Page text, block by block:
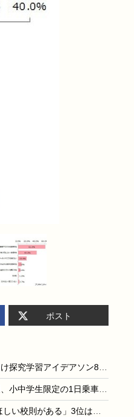
ポスト
【夏休み2026】高校生向け探究学習アイデアソン8/18から、文京学院大
【夏休み2026】南国交通、小中学生限定の1日乗車券…my routeで200円から
高校生の約7割「変えてほしい校則がある」3位はヘアスタイル、1位は？